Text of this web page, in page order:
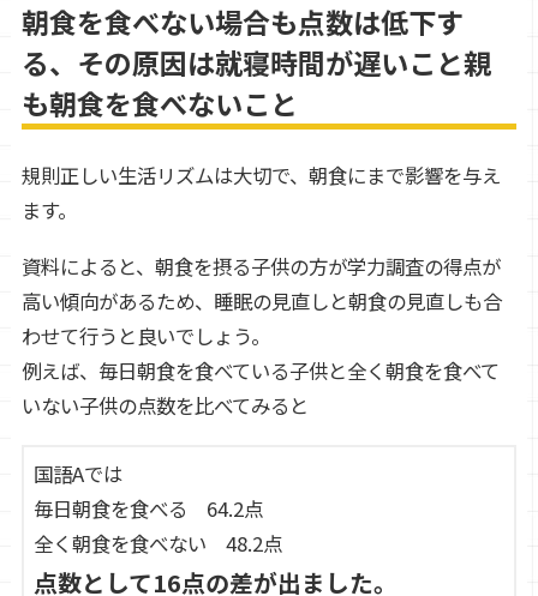
朝食を食べない場合も点数は低下す
る、その原因は就寝時間が遅いこと親
も朝食を食べないこと
規則正しい生活リズムは大切で、朝食にまで影響を与え
ます。
資料によると、朝食を摂る子供の方が学力調査の得点が
高い傾向があるため、睡眠の見直しと朝食の見直しも合
わせて行うと良いでしょう。
例えば、毎日朝食を食べている子供と全く朝食を食べて
いない子供の点数を比べてみると
国語Aでは
毎日朝食を食べる 64.2点
全く朝食を食べない 48.2点
点数として16点の差が出ました。